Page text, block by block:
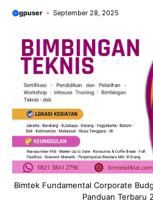
gpuser September 28, 2025
Bimtek Fundamental Corporate
Panduan Terbaru